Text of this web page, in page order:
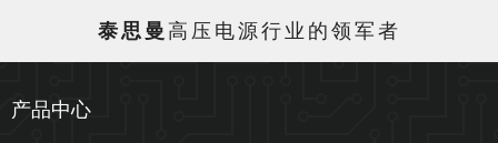
泰思曼 高压电源行业的领军者
产品中心